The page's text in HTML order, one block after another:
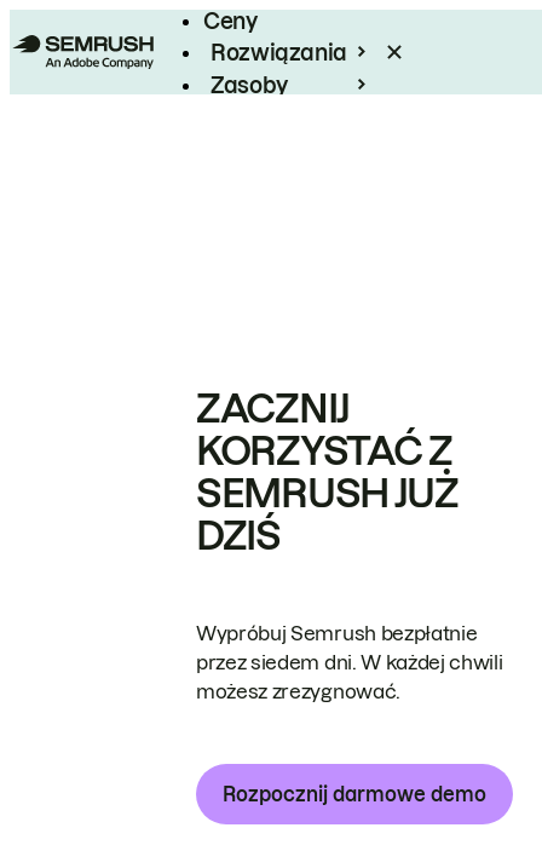
Ceny
Rozwiązania
Zasoby
ZACZNIJ
KORZYSTAĆ Z
SEMRUSH JUŻ
DZIŚ
Wypróbuj Semrush bezpłatnie
przez siedem dni. W każdej chwili
możesz zrezygnować.
Rozpocznij darmowe demo